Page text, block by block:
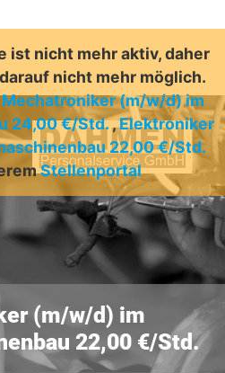
ist nicht mehr aktiv, daher
nicht mehr möglich.
Mechatroniker (m/w/d) im
24,00 €/Std.,Elektroniker
22,00 €/Std.
Stellenportal
(m/w/d) im
22,00 €/Std.